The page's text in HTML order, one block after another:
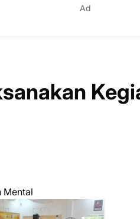
Ad
Mental